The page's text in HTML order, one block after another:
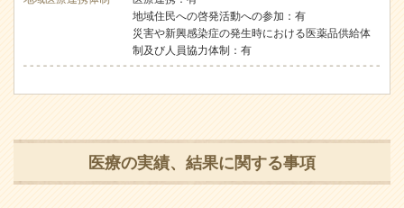
地域住民への啓発活動への参加：有
災害や新興感染症の発生時における医薬品供給体
制及び人員協力体制：有
医療の実績、結果に関する事項